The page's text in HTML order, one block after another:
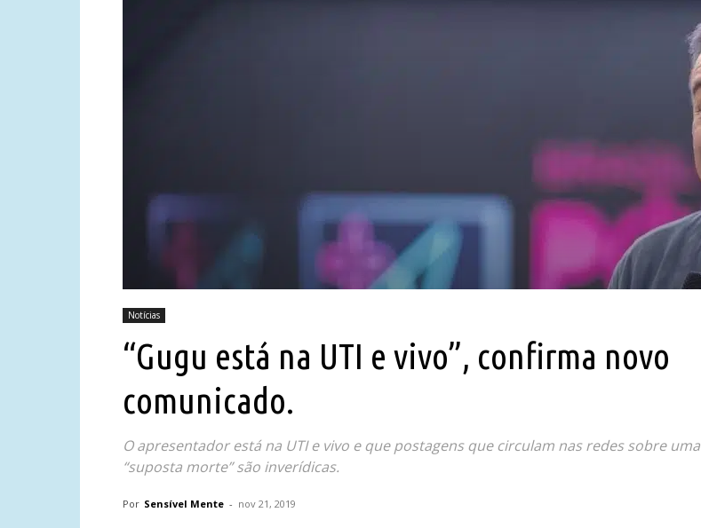
Notícias
“Gugu está na UTI e vivo”, confirma novo
comunicado.
O apresentador está na UTI e vivo e que postagens que circulam nas redes sobre uma
“suposta morte” são inverídicas.
Por Sensível Mente - nov 21, 2019